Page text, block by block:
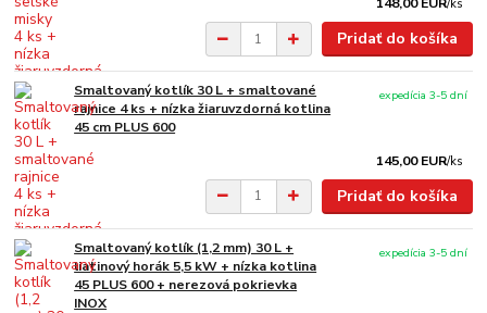
148,00 EUR/ks
Pridať do košíka
Smaltovaný kotlík 30 L + smaltované
rajnice 4 ks + nízka žiaruvzdorná kotlina
45 cm PLUS 600
145,00 EUR/ks
expedícia 3-5 dní
Pridať do košíka
Smaltovaný kotlík (1,2 mm) 30 L +
liatinový horák 5,5 kW + nízka kotlina
45 PLUS 600 + nerezová pokrievka
INOX
expedícia 3-5 dní